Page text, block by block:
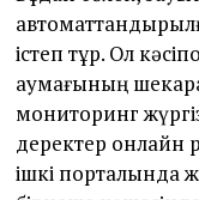
істеп тұр. Ол
аумағының
мониторинг
деректер онлайн
ішкі порталында